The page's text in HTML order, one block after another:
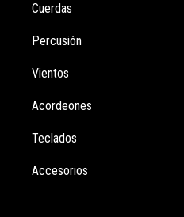
Cuerdas
Percusión
Vientos
Acordeones
Teclados
Accesorios